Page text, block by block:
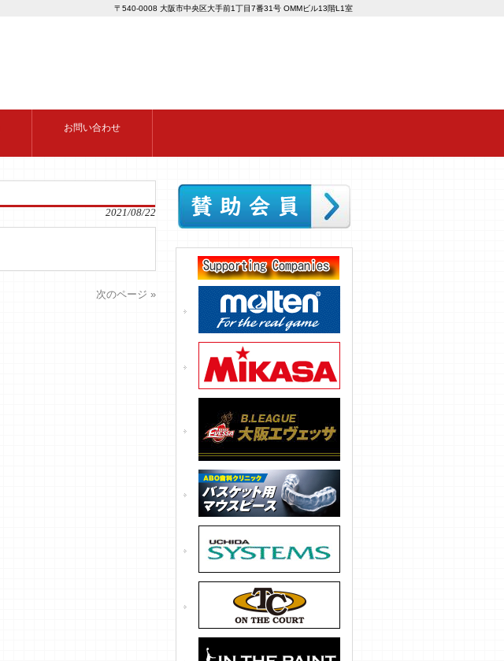
〒540-0008 大阪市中央区大手前1丁目7番31号 OMMビル13階L1室
お問い合わせ
2021/08/22
次のページ »